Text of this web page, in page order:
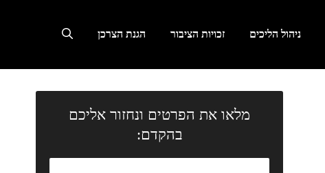
ניהול הליכים זכויות הציבור הגנת הצרכן
מלאו את הפרטים ונחזור אליכם
בהקדם: